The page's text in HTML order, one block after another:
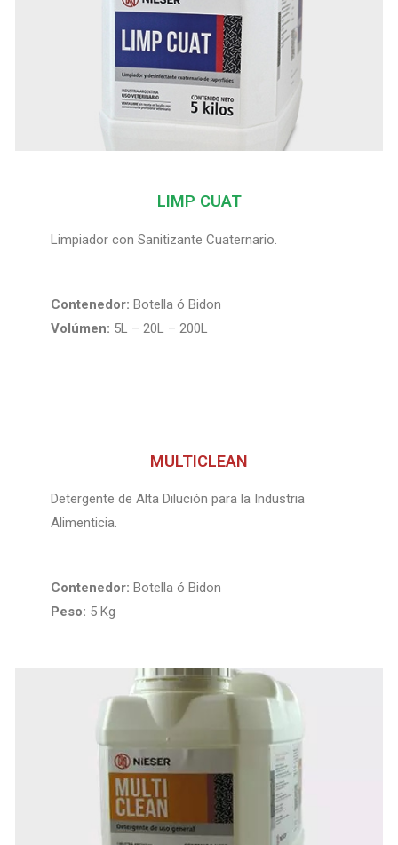
LIMP CUAT
Limpiador con Sanitizante Cuaternario.
Contenedor: Botella ó Bidon
Volúmen: 5L – 20L – 200L
MULTICLEAN
Detergente de Alta Dilución para la Industria
Alimenticia.
Contenedor: Botella ó Bidon
Peso: 5 Kg